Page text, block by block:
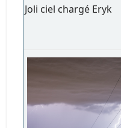
Joli ciel chargé Eryk